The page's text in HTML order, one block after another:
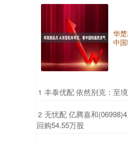
华
中
1 丰泰优配 依然别克：至
2 无忧配 亿腾嘉和
回购54.55万股